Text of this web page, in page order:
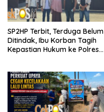
SP2HP Terbit, Terduga Belum
Ditindak, Ibu Korban Tagih
Kepastian Hukum ke Polres